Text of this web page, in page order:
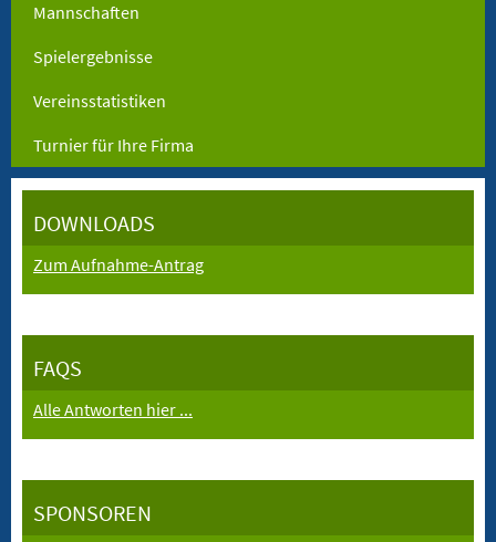
Mannschaften
Spielergebnisse
Vereinsstatistiken
Turnier für Ihre Firma
DOWNLOADS
Zum Aufnahme-Antrag
FAQS
Alle Antworten hier ...
SPONSOREN